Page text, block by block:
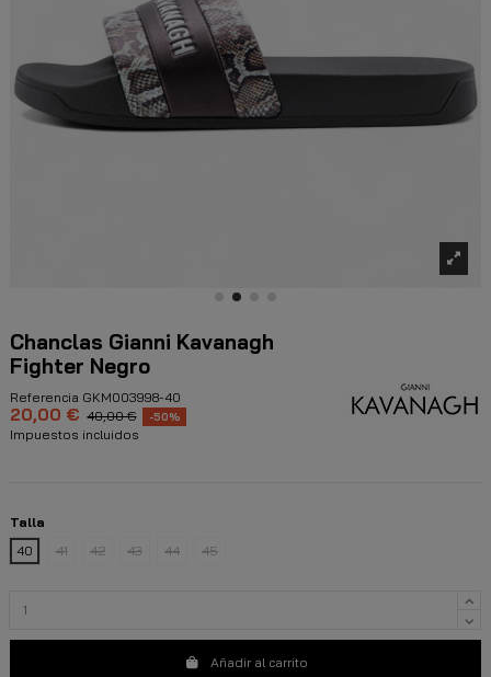
Chanclas Gianni Kavanagh
Fighter Negro
Referencia GKM003998-40
20,00 € 40,00 € -50%
Impuestos incluidos
Talla
40
41 42 43 44 45
Añadir al carrito